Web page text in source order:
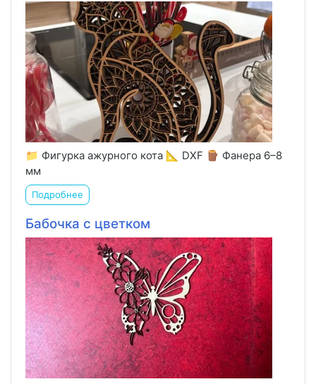
📁 Фигурка ажурного кота 📐 DXF 🪵 Фанера 6–8
мм
Подробнее
Бабочка с цветком